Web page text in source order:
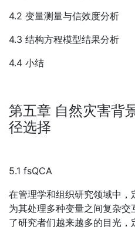
4.2 变量测量与信效度分析
4.3 结构方程模型结果分析
4.4 小结
第五章 自然灾害背
径选择
5.1 fsQCA
在管理学和组织研究领域中
为其处理多种变量之间复杂
了研究者们越来越多的目光